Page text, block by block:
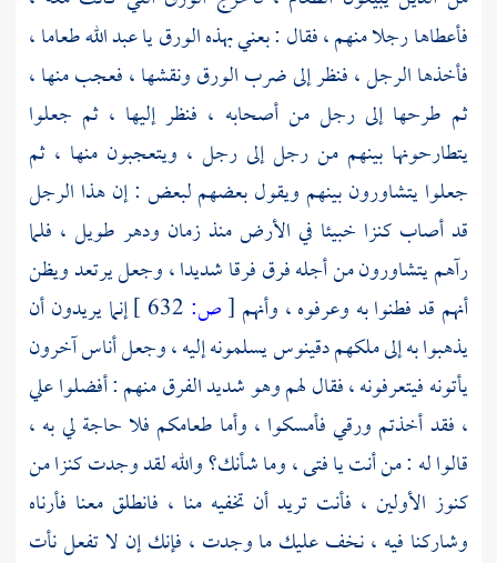
فأعطاها رجلا منهم ، فقال : بعني بهذه الورق يا عبد الله طعاما ،
فأخذها الرجل ، فنظر إلى ضرب الورق ونقشها ، فعجب منها ،
ثم طرحها إلى رجل من أصحابه ، فنظر إليها ، ثم جعلوا
يتطارحونها بينهم من رجل إلى رجل ، ويتعجبون منها ، ثم
جعلوا يتشاورون بينهم ويقول بعضهم لبعض : إن هذا الرجل
قد أصاب كنزا خبيئا في الأرض منذ زمان ودهر طويل ، فلما
رآهم يتشاورون من أجله فرق فرقا شديدا ، وجعل يرتعد ويظن
أنهم قد فطنوا به وعرفوه ، وأنهم [ص:
إنما يريدون أن
يذهبوا به إلى ملكهمدقينوسيسلمونه إليه ، وجعل أناس آخرون
يأتونه فيتعرفونه ، فقال لهم وهو شديد الفرق منهم : أفضلوا علي
، فقد أخذتم ورقي فأمسكوا ، وأما طعامكم فلا حاجة لي به ،
قالوا له : من أنت يا فتى ، وما شأنك؟ والله لقد وجدت كنزا من
كنوز الأولين ، فأنت تريد أن تخفيه منا ، فانطلق معنا فأرناه
وشاركنا فيه ، نخف عليك ما وجدت ، فإنك إن لا تفعل نأت